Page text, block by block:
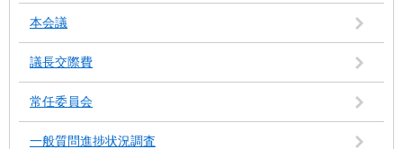
本会議
議長交際費
常任委員会
一般質問進捗状況調査